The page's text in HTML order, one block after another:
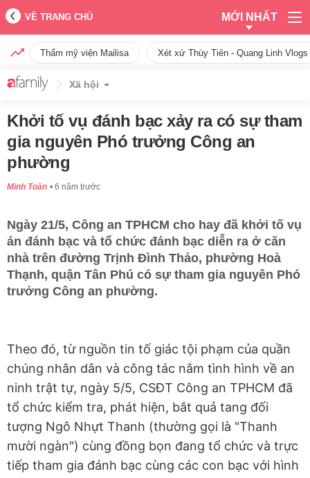
VỀ TRANG CHỦ MỚI NHẤT
Thẩm mỹ viện Mailisa Xét xử Thùy Tiên - Quang Linh
Xã hội
Khởi tố vụ đánh bạc xảy ra có sự tham
gia nguyên Phó trưởng Công an
phường
Minh Toàn 6 năm trước
Ngày 21/5, Công an TPHCM cho hay đã khởi tố vụ
án đánh bạc và tổ chức đánh bạc diễn ra ở căn
nhà trên đường Trịnh Đình Thảo, phường Hoà
Thạnh, quận Tân Phú có sự tham gia nguyên Phó
trưởng Công an phường.
Theo đó, từ nguồn tin tố giác tội phạm của quần
chúng nhân dân và công tác nắm tình hình về an
ninh trật tự, ngày 5/5, CSĐT Công an TPHCM đã
tổ chức kiểm tra, phát hiện, bắt quả tang đối
tượng Ngô Nhựt Thanh (thường gọi là "Thanh
mười ngàn") cùng đồng bọn đang tổ chức và trực
tiếp tham gia đánh bạc cùng các con bạc với hình